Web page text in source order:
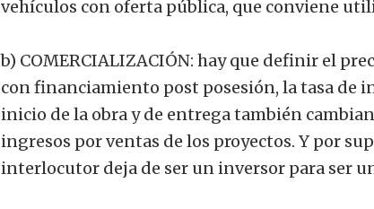
vehículos con oferta pública, que conviene
b) COMERCIALIZACIÓN: hay que definir el
con financiamiento post posesión, la tasa de
inicio de la obra y de entrega también
ingresos por ventas de los proyectos. Y por
interlocutor deja de ser un inversor para ser